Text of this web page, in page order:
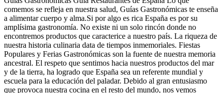
comemos se refleja en nuestra salud, Guías Gastronómicas te enseña
a alimentar cuerpo y alma.Si por algo es rica España es por su
amplísima gastronomía. No existe ni un solo rincón donde no
encontremos productos que caracterice a nuestro país. La riqueza de
nuestra historia culinaria data de tiempos inmemoriales. Fiestas
Populares y Ferias Gastronómicas son la fuente de nuestra memoria
ancestral. El respeto que sentimos hacia nuestros productos del mar
y de la tierra, ha logrado que España sea un referente mundial y
escuela para la educación del paladar. Debido al gran entusiasmo
que provoca nuestra cocina en el resto del mundo, nos vemos